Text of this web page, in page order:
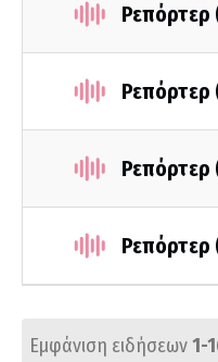
Εμφάνιση ειδήσεων1-